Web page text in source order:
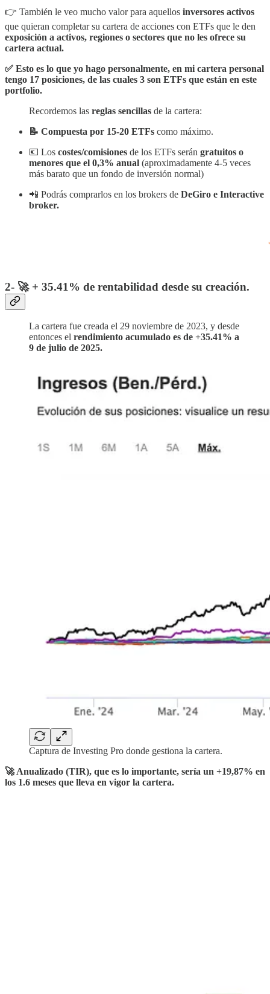
👉 También le veo mucho valor para aquellos inversores activos
que quieran completar su cartera de acciones con ETFs que le den
exposición a activos, regiones o sectores que no les ofrece su
cartera actual.
✅ Esto es lo que yo hago personalmente, en mi cartera personal
tengo 17 posiciones, de las cuales 3 son ETFs que están en este
portfolio.
Recordemos las reglas sencillas de la cartera:
📝 Compuesta por 15-20 ETFs como máximo.
💶 Los costes/comisiones de los ETFs serán gratuitos o
menores que el 0,3% anual (aproximadamente 4-5 veces
más barato que un fondo de inversión normal)
📲 Podrás comprarlos en los brokers de DeGiro e Interactive
broker.
2- 🚀 + 35.41% de rentabilidad desde su creación.
La cartera fue creada el 29 noviembre de 2023, y desde
entonces el rendimiento acumulado es de +35.41% a
9 de julio de 2025.
Captura de Investing Pro donde gestiona la cartera.
🚀 Anualizado (TIR), que es lo importante, sería un +19,87% en
los 1.6 meses que lleva en vigor la cartera.